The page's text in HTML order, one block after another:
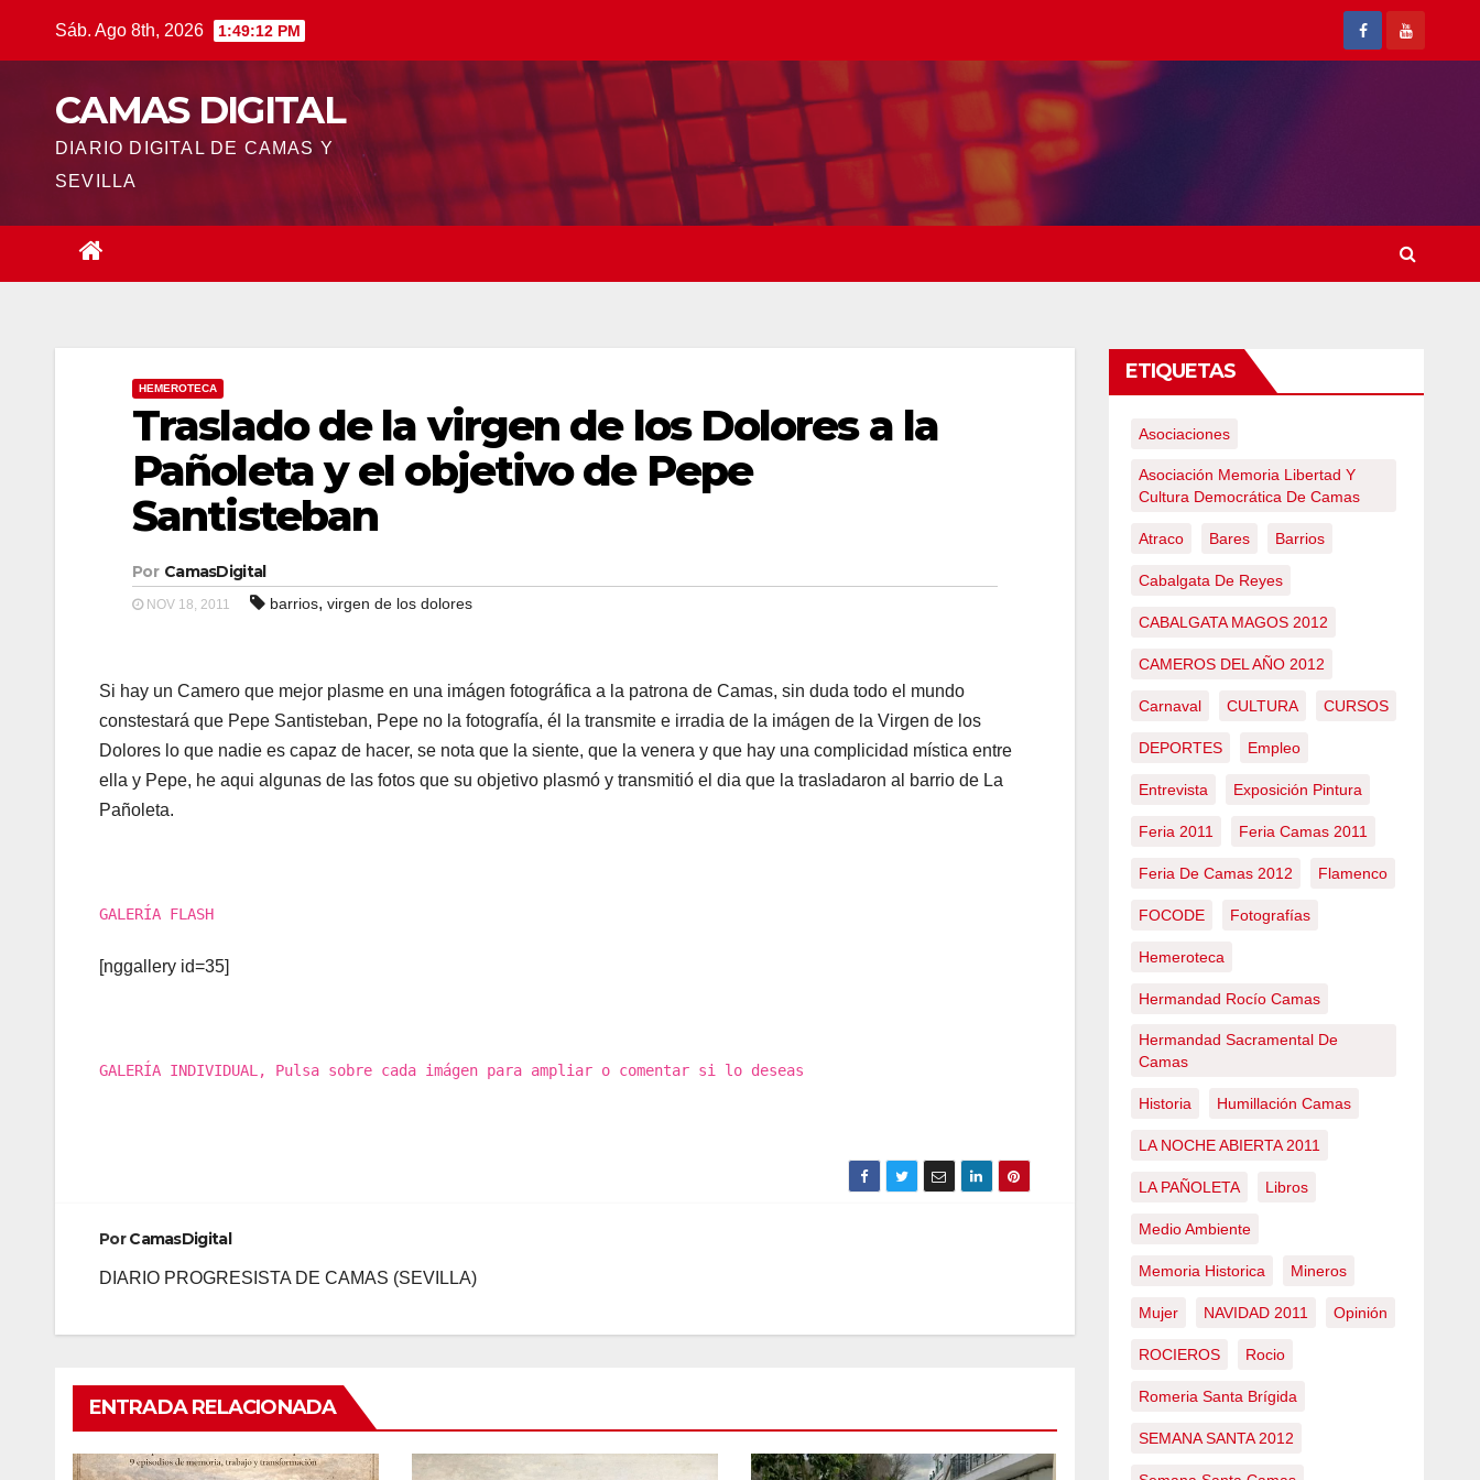
Sáb. Ago 8th, 2026 1:49:13 PM
CAMAS DIGITAL
DIARIO DIGITAL DE CAMAS Y
SEVILLA
HEMEROTECA
Traslado de la virgen de los Dolores a la
Pañoleta y el objetivo de Pepe
Santisteban
Por CamasDigital
NOV 18, 2011 barrios, virgen de los dolores
Si hay un Camero que mejor plasme en una imágen fotográfica a la patrona de Camas, sin duda todo el mundo
constestará que Pepe Santisteban, Pepe no la fotografía, él la transmite e irradia de la imágen de la Virgen de los
Dolores lo que nadie es capaz de hacer, se nota que la siente, que la venera y que hay una complicidad mística entre
ella y Pepe, he aqui algunas de las fotos que su objetivo plasmó y transmitió el dia que la trasladaron al barrio de La
Pañoleta.
GALERÍA FLASH
[nggallery id=35]
GALERÍA INDIVIDUAL, Pulsa sobre cada imágen para ampliar o comentar si lo deseas
PorCamasDigital
DIARIO PROGRESISTA DE CAMAS (SEVILLA)
ENTRADA RELACIONADA
ETIQUETAS
Asociaciones
Asociación Memoria Libertad Y
Cultura Democrática De Camas
Atraco Bares Barrios
Cabalgata De Reyes
CABALGATA MAGOS 2012
CAMEROS DEL AÑO 2012
Carnaval CULTURA CURSOS
DEPORTES Empleo
Entrevista Exposición Pintura
Feria 2011 Feria Camas 2011
Feria De Camas 2012 Flamenco
FOCODE Fotografías
Hemeroteca
Hermandad Rocío Camas
Hermandad Sacramental De
Camas
Historia Humillación Camas
LA NOCHE ABIERTA 2011
LA PAÑOLETA Libros
Medio Ambiente
Memoria Historica Mineros
Mujer NAVIDAD 2011 Opinión
ROCIEROS Rocio
Romeria Santa Brígida
SEMANA SANTA 2012